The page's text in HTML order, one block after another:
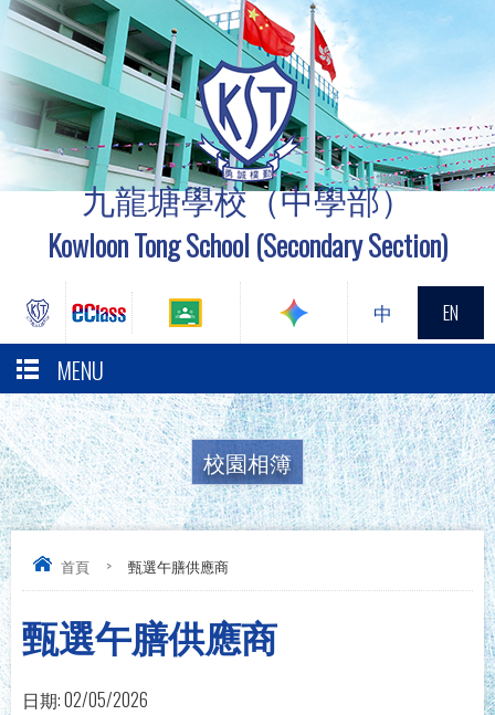
九龍塘學校（中學部）
Kowloon Tong School (Secondary Section)
中 EN
MENU
校園相簿
首頁 > 甄選午膳供應商
甄選午膳供應商
日期:02/05/2026